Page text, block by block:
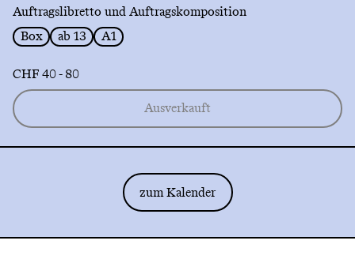
Medea
Auftragslibretto und Auftragskomposition
Box
ab 13 A1
CHF 40 - 80
Ausverkauft
zum Kalender